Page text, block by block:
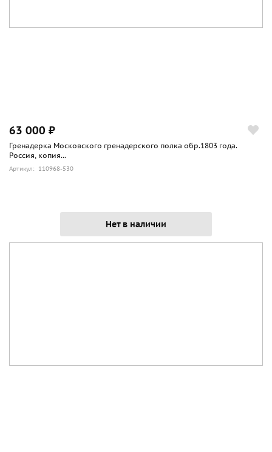
63 000 ₽
Гренадерка Московского гренадерского полка обр.1803 года.
Россия, копия...
Артикул: 110968-530
Нет в наличии